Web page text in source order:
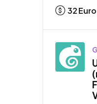
32Euro